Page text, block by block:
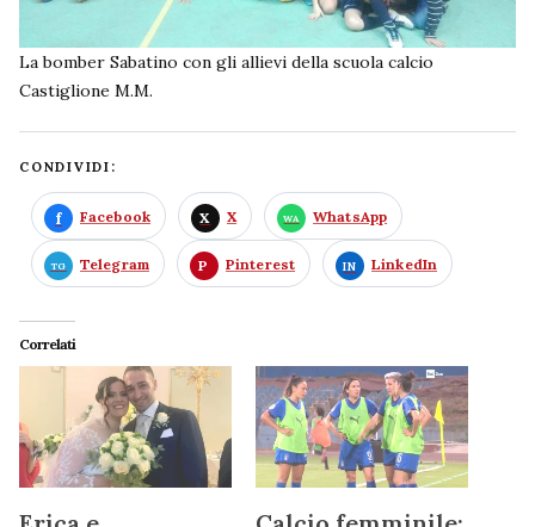
La bomber Sabatino con gli allievi della scuola calcio
Castiglione M.M.
CONDIVIDI:
Facebook X WhatsApp
Telegram Pinterest LinkedIn
Correlati